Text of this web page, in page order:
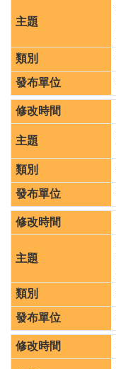
權
策
網
站
安
全
政
政
府
網
站
資
料
開
放
宣
告